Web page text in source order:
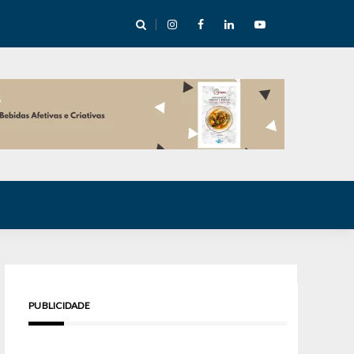
abre mentoria de storytelling com 10 vagas
PUBLICIDADE